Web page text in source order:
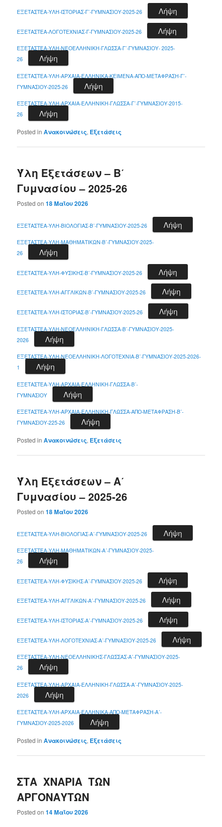
ΕΞΕΤΑΣΤΕΑ-ΥΛΗ-ΙΣΤΟΡΙΑΣ-Γ΄-ΓΥΜΝΑΣΙΟΥ-2025-26 Λήψη
ΕΞΕΤΑΣΤΕΑ-ΛΟΓΟΤΕΧΝΙΑΣ-Γ-ΓΥΜΝΑΣΙΟΥ-2025-26 Λήψη
ΕΞΕΤΑΣΤΕΑ-ΥΛΗ-ΝΕΟΕΛΛΗΝΙΚΗ-ΓΛΩΣΣΑ-Γ΄-ΓΥΜΝΑΣΙΟΥ- 2025-
26
Λήψη
ΕΞΕΤΑΣΤΕΑ-ΥΛΗ-ΑΡΧΑΙΑ-ΕΛΛΗΝΙΚΑ-ΚΕΙΜΕΝΑ-ΑΠΟ-ΜΕΤΑΦΡΑΣΗ-Γ΄-
ΓΥΜΝΑΣΙΟΥ-2025-26
Λήψη
ΕΞΕΤΑΣΤΕΑ-ΥΛΗ-ΑΡΧΑΙΑ-ΕΛΛΗΝΙΚΗ-ΓΛΩΣΣΑ-Γ΄-ΓΥΜΝΑΣΙΟΥ-2015-
26
Λήψη
Posted in Ανακοινώσεις, Εξετάσεις
Ύλη Εξετάσεων – Β΄
Γυμνασίου – 2025-26
Posted on18 Μαΐου 2026
ΕΞΕΤΑΣΤΕΑ-ΥΛΗ-ΒΙΟΛΟΓΙΑΣ-Β΄-ΓΥΜΝΑΣΙΟΥ-2025-26 Λήψη
ΕΞΕΤΑΣΤΕΑ-ΥΛΗ-ΜΑΘΗΜΑΤΙΚΩΝ-Β΄-ΓΥΜΝΑΣΙΟΥ-2025-
26
Λήψη
ΕΞΕΤΑΣΤΕΑ-ΥΛΗ-ΦΥΣΙΚΗΣ-Β΄-ΓΥΜΝΑΣΙΟΥ-2025-26 Λήψη
ΕΞΕΤΑΣΤΕΑ-ΥΛΗ-ΑΓΓΛΙΚΩΝ-Β΄-ΓΥΜΝΑΣΙΟΥ-2025-26 Λήψη
ΕΞΕΤΑΣΤΕΑ-ΥΛΗ-ΙΣΤΟΡΙΑΣ-Β΄-ΓΥΜΝΑΣΙΟΥ-2025-26 Λήψη
ΕΞΕΤΑΣΤΕΑ-ΥΛΗ-ΝΕΟΕΛΛΗΝΙΚΗ-ΓΛΩΣΣΑ-Β΄-ΓΥΜΝΑΣΙΟΥ-2025-
2026
Λήψη
ΕΞΕΤΑΣΤΕΑ-ΥΛΗ-ΝΕΟΕΛΛΗΝΙΚΗ-ΛΟΓΟΤΕΧΝΙΑ-Β΄-ΓΥΜΝΑΣΙΟΥ-2025-2026-
1
Λήψη
ΕΞΕΤΑΣΤΕΑ-ΥΛΗ-ΑΡΧΑΙΑ-ΕΛΛΗΝΙΚΗ-ΓΛΩΣΣΑ-Β΄-
ΓΥΜΝΑΣΙΟΥ
Λήψη
ΕΞΕΤΑΣΤΕΑ-ΥΛΗ-ΑΡΧΑΙΑ-ΕΛΛΗΝΙΚΗ-ΓΛΩΣΣΑ-ΑΠΟ-ΜΕΤΑΦΡΑΣΗ-Β΄-
ΓΥΜΝΑΣΙΟΥ-225-26
Λήψη
Posted in Ανακοινώσεις, Εξετάσεις
Ύλη Εξετάσεων – Α΄
Γυμνασίου – 2025-26
Posted on18 Μαΐου 2026
ΕΞΕΤΑΣΤΕΑ-ΥΛΗ-ΒΙΟΛΟΓΙΑΣ-Α΄-ΓΥΜΝΑΣΙΟΥ-2025-26 Λήψη
ΕΞΕΤΑΣΤΕΑ-ΥΛΗ-ΜΑΘΗΜΑΤΙΚΩΝ-A΄-ΓΥΜΝΑΣΙΟΥ-2025-
26
Λήψη
ΕΞΕΤΑΣΤΕΑ-ΥΛΗ-ΦΥΣΙΚΗΣ-Α΄-ΓΥΜΝΑΣΙΟΥ-2025-26 Λήψη
ΕΞΕΤΑΣΤΕΑ-ΥΛΗ-ΑΓΓΛΙΚΩΝ-Α΄-ΓΥΜΝΑΣΙΟΥ-2025-26 Λήψη
ΕΞΕΤΑΣΤΕΑ-ΥΛΗ-ΙΣΤΟΡΙΑΣ-Α΄-ΓΥΜΝΑΣΙΟΥ-2025-26 Λήψη
ΕΞΕΤΑΣΤΕΑ-ΥΛΗ-ΛΟΓΟΤΕΧΝΙΑΣ-Α΄-ΓΥΜΝΑΣΙΟΥ-2025-26 Λήψη
ΕΞΕΤΑΣΤΕΑ-ΥΛΗ-ΝΕΟΕΛΛΗΝΙΚΗΣ-ΓΛΩΣΣΑΣ-Α΄-ΓΥΜΝΑΣΙΟΥ-2025-
26
Λήψη
ΕΞΕΤΑΣΤΕΑ-ΥΛΗ-ΑΡΧΑΙΑ-ΕΛΛΗΝΙΚΗ-ΓΛΩΣΣΑ-Α΄-ΓΥΜΝΑΣΙΟΥ-2025-
2026
Λήψη
ΕΞΕΤΑΣΤΕΑ-ΥΛΗ-ΑΡΧΑΙΑ-ΕΛΛΗΝΙΚΑ-ΑΠΟ-ΜΕΤΑΦΡΑΣΗ-Α΄-
ΓΥΜΝΑΣΙΟΥ-2025-2026
Λήψη
Posted in Ανακοινώσεις, Εξετάσεις
ΣΤΑ ΧΝΑΡΙΑ ΤΩΝ
ΑΡΓΟΝΑΥΤΩΝ
Posted on14 Μαΐου 2026